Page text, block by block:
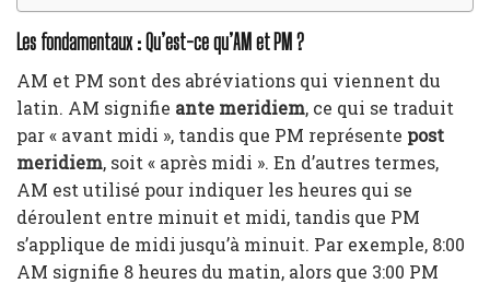
Les fondamentaux : Qu’est-ce qu’AM et PM ?
AM et PM sont des abréviations qui viennent du
latin. AM signifie ante meridiem, ce qui se traduit
par « avant midi », tandis que PM représente post
meridiem, soit « après midi ». En d’autres termes,
AM est utilisé pour indiquer les heures qui se
déroulent entre minuit et midi, tandis que PM
s’applique de midi jusqu’à minuit. Par exemple, 8:00
AM signifie 8 heures du matin, alors que 3:00 PM